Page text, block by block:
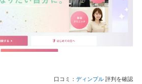
口コミ： ディンプル 評判を確認